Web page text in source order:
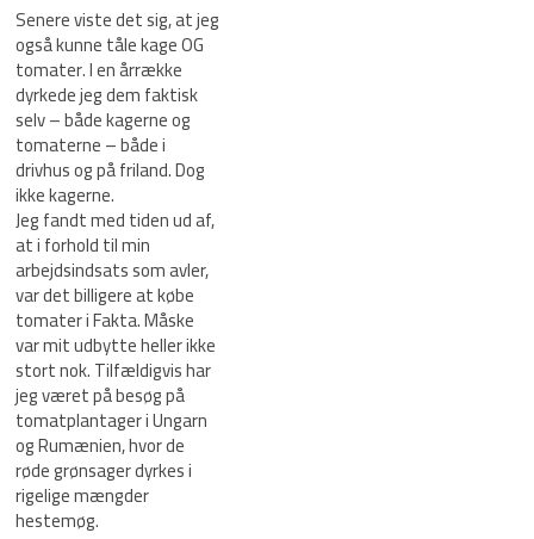
Senere viste det sig, at jeg
også kunne tåle kage OG
tomater. I en årrække
dyrkede jeg dem faktisk
selv – både kagerne og
tomaterne – både i
drivhus og på friland. Dog
ikke kagerne.
Jeg fandt med tiden ud af,
at i forhold til min
arbejdsindsats som avler,
var det billigere at købe
tomater i Fakta. Måske
var mit udbytte heller ikke
stort nok. Tilfældigvis har
jeg været på besøg på
tomatplantager i Ungarn
og Rumænien, hvor de
røde grønsager dyrkes i
rigelige mængder
hestemøg.